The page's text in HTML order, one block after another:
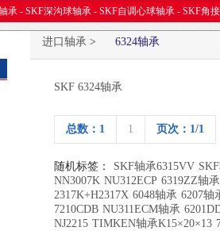
承 - SKF深沟球轴承 - SKF自调心球轴承 - SKF角
进口轴承 > 6324轴承
SKF 6324轴承
总数：1 1 页次：1/1
随机标签： SKF轴承6315VV
NN3007K NU312ECP 6319ZZ轴承
2317K+H2317X 6048轴承 6207轴
7210CDB NU311ECM轴承
NJ2215 TIMKEN轴承K15×20×13